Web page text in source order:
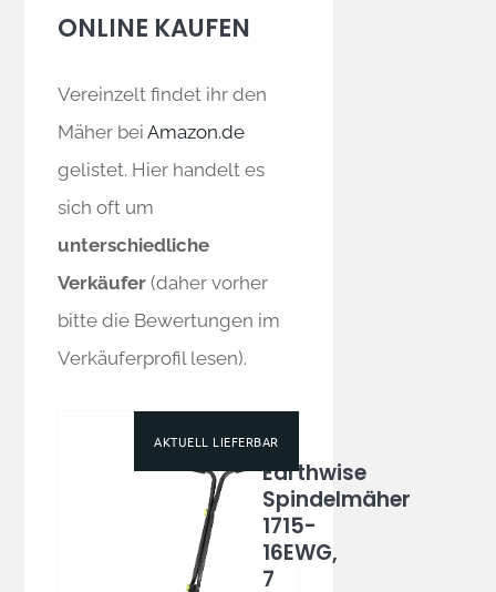
ONLINE KAUFEN
Vereinzelt findet ihr den
Mäher beiAmazon.de
gelistet. Hier handelt es
sich oft um
unterschiedliche
Verkäufer (daher vorher
bitte die Bewertungen im
Verkäuferprofil lesen).
AKTUELL LIEFERBAR
Earthwise
Spindelmäher
1715-
16EWG,
7